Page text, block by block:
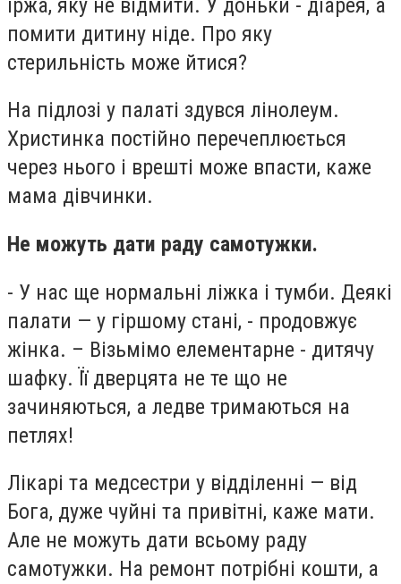
іржа, яку не відмити. У доньки - діарея, а
помити дитину ніде. Про яку
стерильність може йтися?
На підлозі у палаті здувся лінолеум.
Христинка постійно перечеплюється
через нього і врешті може впасти, каже
мама дівчинки.
Не можуть дати раду самотужки.
- У нас ще нормальні ліжка і тумби. Деякі
палати — у гіршому стані, - продовжує
жінка. – Візьмімо елементарне - дитячу
шафку. Її дверцята не те що не
зачиняються, а ледве тримаються на
петлях!
Лікарі та медсестри у відділенні — від
Бога, дуже чуйні та привітні, каже мати.
Але не можуть дати всьому раду
самотужки. На ремонт потрібні кошти, а